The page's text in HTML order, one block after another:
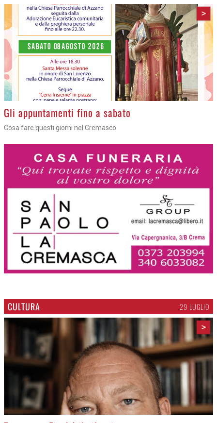
>
Gli appuntamenti fino a sabato
Cosa fare questi giorni nel Cremasco
CULTURA 29 LUGLIO
>